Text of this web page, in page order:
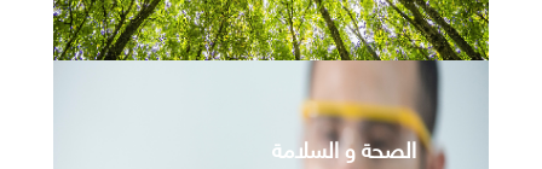
الصحة و السلامة